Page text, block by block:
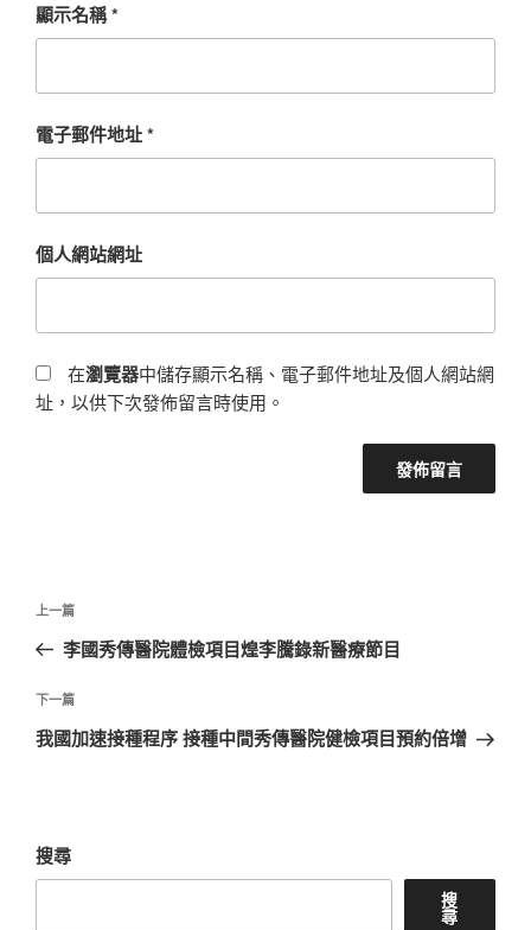
顯示名稱*
電子郵件地址*
個人網站網址
在瀏覽器中儲存顯示名稱、電子郵件地址及個人網站網
址，以供下次發佈留言時使用。
文
導
覽
上
一
文
章
上一篇
李國秀傳醫院體檢項目煌李騰錄新醫療節目
下
一
下一篇
我國加速接種程序 接種中間秀傳醫院健檢項目預約倍增
搜尋
搜
尋